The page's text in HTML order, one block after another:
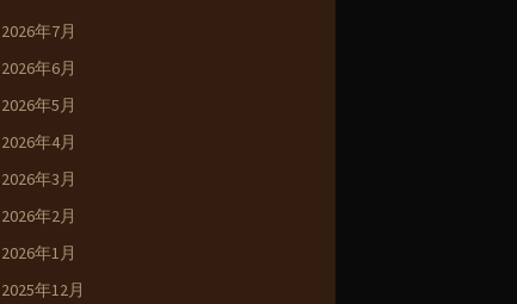
2026年7月
2026年6月
2026年5月
2026年4月
2026年3月
2026年2月
2026年1月
2025年12月